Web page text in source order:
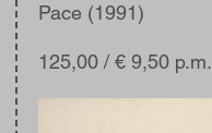
Pace (1991)
125,00 / € 9,50 p.m.